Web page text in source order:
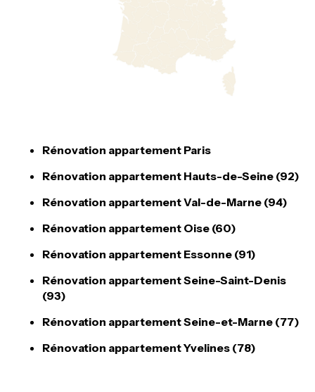
Rénovation appartement Paris
Rénovation appartement Hauts-de-Seine (92)
Rénovation appartement Val-de-Marne (94)
Rénovation appartement Oise (60)
Rénovation appartement Essonne (91)
Rénovation appartement Seine-Saint-Denis
(93)
Rénovation appartement Seine-et-Marne (77)
Rénovation appartement Yvelines (78)